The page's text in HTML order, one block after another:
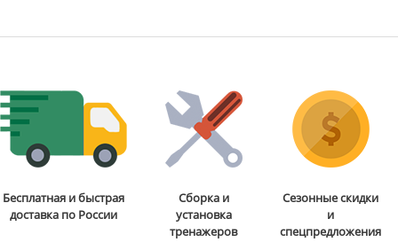
Бесплатная и быстрая
доставка по России
Сборка и
установка
тренажеров
Сезонные скидки
и
спецпредложения